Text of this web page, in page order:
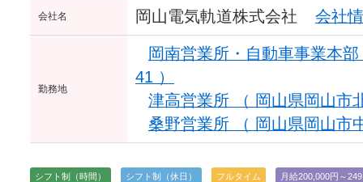
会社名 岡山電気軌道株式会社 会社
勤務地
岡南営業所・自動車事業本
41 ）
津高営業所 （ 岡山県岡山市
桑野営業所 （ 岡山県岡山市
シフト制（時間） シフト制（休日） フルタイム 月給200,000円～